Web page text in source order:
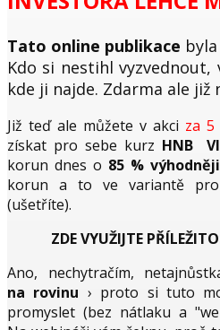
Tato online publikace
Kdo si nestihl
kde ji najde. Zdarma ale již
Již teď ale můžete v akci za 5
získat pro sebe kurz HNB
korun dnes o 85 % výhodněji
korun a to ve variantě
ZDE VYUŽIJTE
Ano, nechytračím,
na rovinu › proto si tuto
promyslet (bez nátlaku a